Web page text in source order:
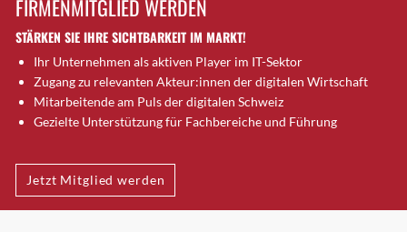
Brugg AG
Brütten
Bubendorf
Bubikon
Buchs (SG)
Bäretswil
Bülach
Cazis
FIRMENMITGLIED WERDEN
STÄRKEN SIE IHRE SICHTBARKEIT IM MARKT!
Ihr Unternehmen als aktiven Player im IT-Sektor
Zugang zu relevanten Akteur:innen der digitalen Wirtschaft
Mitarbeitende am Puls der digitalen Schweiz
Gezielte Unterstützung für Fachbereiche und Führung
Jetzt Mitglied werden